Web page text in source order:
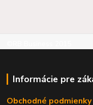
Informácie pre
Obchodné podmienky